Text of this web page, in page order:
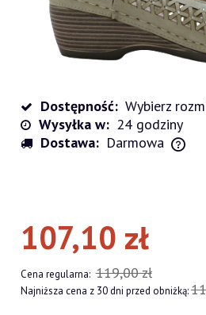
Dostępność: Wybierz
Wysyłka w: 24 godziny
Dostawa: Darmowa
Cena nie zawiera ewentualnych
107,10 zł
Cena regularna: 119,00 zł
Najniższa cena z 30 dni przed obniżką: